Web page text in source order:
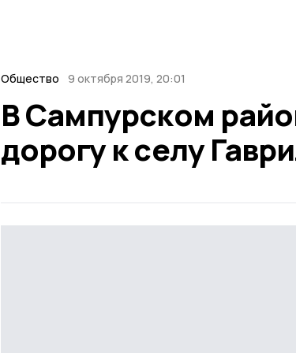
Общество 9 октября 2019, 20:01
В Сампурском
дорогу к селу